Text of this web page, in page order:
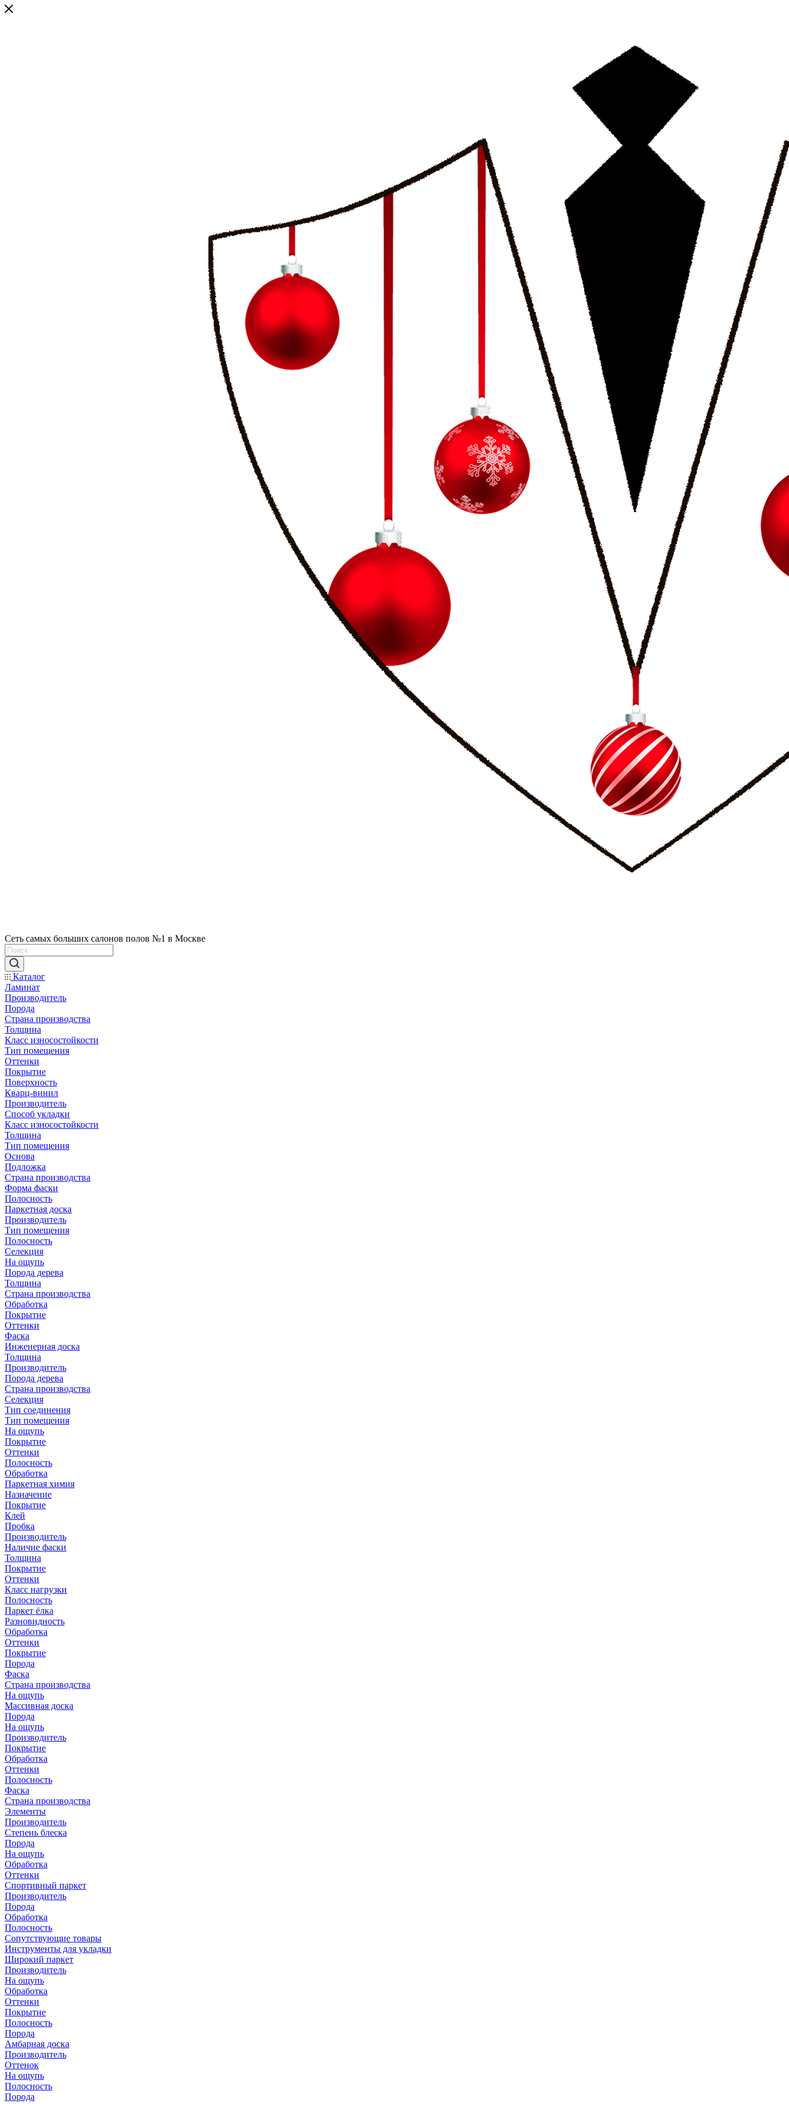
Сеть самых больших салонов полов №1 в Москве
Каталог
Ламинат
Производитель
Порода
Страна производства
Толщина
Класс износостойкости
Тип помещения
Оттенки
Покрытие
Поверхность
Кварц-винил
Производитель
Способ укладки
Класс износостойкости
Толщина
Тип помещения
Основа
Подложка
Страна производства
Форма фаски
Полосность
Паркетная доска
Производитель
Тип помещения
Полосность
Селекция
На ощупь
Порода дерева
Толщина
Страна производства
Обработка
Покрытие
Оттенки
Фаска
Инженерная доска
Толщина
Производитель
Порода дерева
Страна производства
Селекция
Тип соединения
Тип помещения
На ощупь
Покрытие
Оттенки
Полосность
Обработка
Паркетная химия
Назначение
Покрытие
Клей
Пробка
Производитель
Наличие фаски
Толщина
Покрытие
Оттенки
Класс нагрузки
Полосность
Паркет ёлка
Разновидность
Обработка
Оттенки
Покрытие
Порода
Фаска
Страна производства
На ощупь
Массивная доска
Порода
На ощупь
Производитель
Покрытие
Обработка
Оттенки
Полосность
Фаска
Страна производства
Элементы
Производитель
Степень блеска
Порода
На ощупь
Обработка
Оттенки
Спортивный паркет
Производитель
Порода
Обработка
Полосность
Сопутствующие товары
Инструменты для укладки
Широкий паркет
Производитель
На ощупь
Обработка
Оттенки
Покрытие
Полосность
Порода
Амбарная доска
Производитель
Оттенок
На ощупь
Полосность
Порода